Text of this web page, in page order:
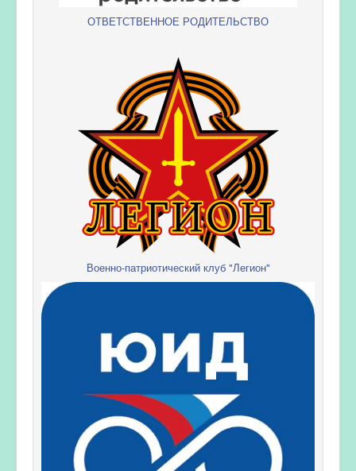
ОТВЕТСТВЕННОЕ РОДИТЕЛЬСТВО
Военно-патриотический клуб "Легион"